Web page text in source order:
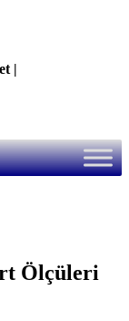
|
Ölçüleri